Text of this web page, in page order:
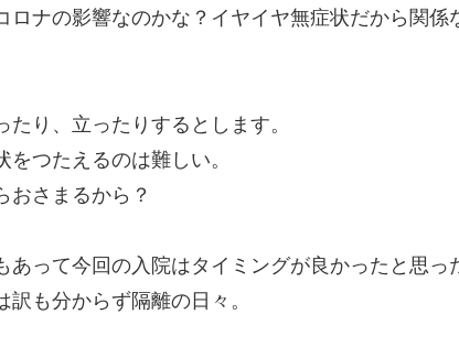
ロナの影響なのかな？イヤイヤ無症状だから関係
り、立ったりするとします。
つたえるのは難しい。
おさまるから？
あって今回の入院はタイミングが良かったと思
も分からず隔離の日々。